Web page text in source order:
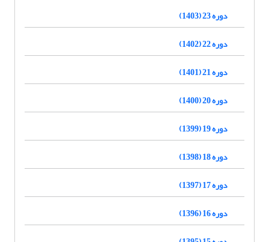
دوره 23 (1403)
دوره 22 (1402)
دوره 21 (1401)
دوره 20 (1400)
دوره 19 (1399)
دوره 18 (1398)
دوره 17 (1397)
دوره 16 (1396)